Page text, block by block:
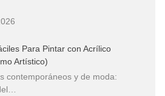
Para Pintar con Acrílico
Artístico)
contemporáneos y de moda: